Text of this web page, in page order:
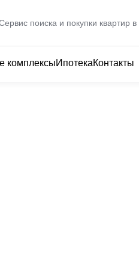
поиска и покупки квартир в
комплексыИпотекаКонтакты